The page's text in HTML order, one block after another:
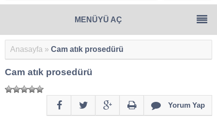
Anasayfa » Cam atık prosedürü
Cam atık prosedürü
Yorum Yap